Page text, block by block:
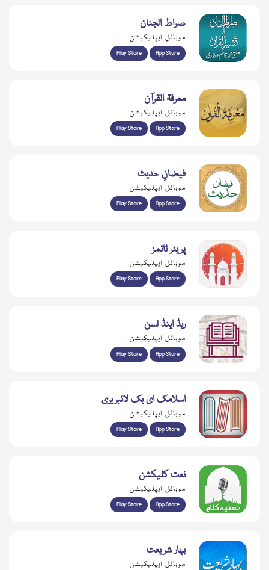
صراط الجنان
موبائل ایپلیکیشن
Play Store App Store
معرفۃ القرآن
موبائل ایپلیکیشن
Play Store App Store
فیضانِ حدیث
موبائل ایپلیکیشن
Play Store App Store
پریئر ٹائمز
موبائل ایپلیکیشن
Play Store App Store
ریڈ اینڈ لسن
موبائل ایپلیکیشن
Play Store App Store
اسلامک ای بک لائبریری
موبائل ایپلیکیشن
Play Store App Store
نعت کلیکشن
موبائل ایپلیکیشن
Play Store App Store
بہار شریعت
موبائل ایپلیکیشن